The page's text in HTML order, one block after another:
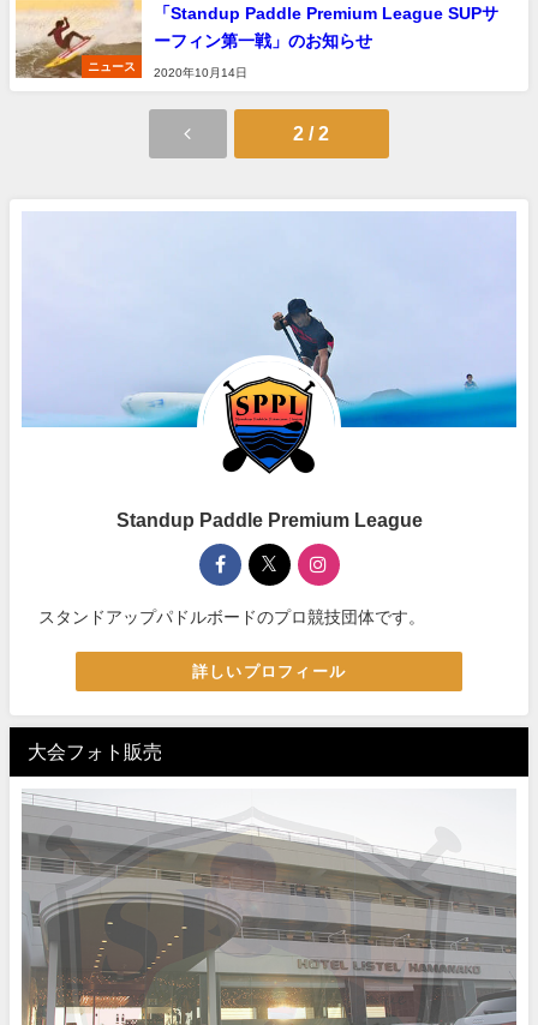
ニュース
「Standup Paddle Premium League SUPサ
ーフィン第一戦」のお知らせ
2020年10月14日
2 / 2
Standup Paddle Premium League
スタンドアップパドルボードのプロ競技団体です。
詳しいプロフィール
大会フォト販売